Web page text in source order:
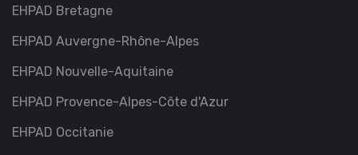
EHPAD Bretagne
EHPAD Auvergne-Rhône-Alpes
EHPAD Nouvelle-Aquitaine
EHPAD Provence-Alpes-Côte d'Azur
EHPAD Occitanie